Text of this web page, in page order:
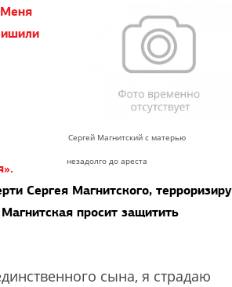
Сергей Магнитский с матерью
незадолго до ареста
Сергея Магнитского,
просит защитить
сына, я страдаю